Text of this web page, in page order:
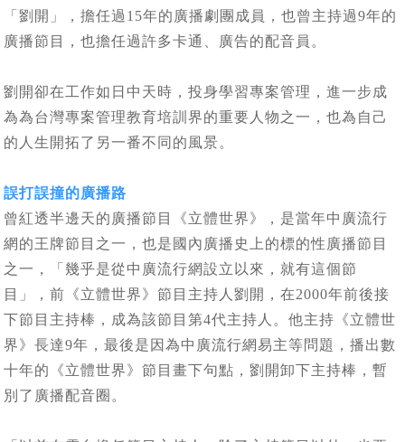
「劉開」，擔任過15年的廣播劇團成員，也曾主持過9年的
廣播節目，也擔任過許多卡通、廣告的配音員。
劉開卻在工作如日中天時，投身學習專案管理，進一步成
為為台灣專案管理教育培訓界的重要人物之一，也為自己
的人生開拓了另一番不同的風景。
誤打誤撞的廣播路
曾紅透半邊天的廣播節目《立體世界》，是當年中廣流行
網的王牌節目之一，也是國內廣播史上的標的性廣播節目
之一，「幾乎是從中廣流行網設立以來，就有這個節
目」，前《立體世界》節目主持人劉開，在2000年前後接
下節目主持棒，成為該節目第4代主持人。他主持《立體世
界》長達9年，最後是因為中廣流行網易主等問題，播出數
十年的《立體世界》節目畫下句點，劉開卸下主持棒，暫
別了廣播配音圈。